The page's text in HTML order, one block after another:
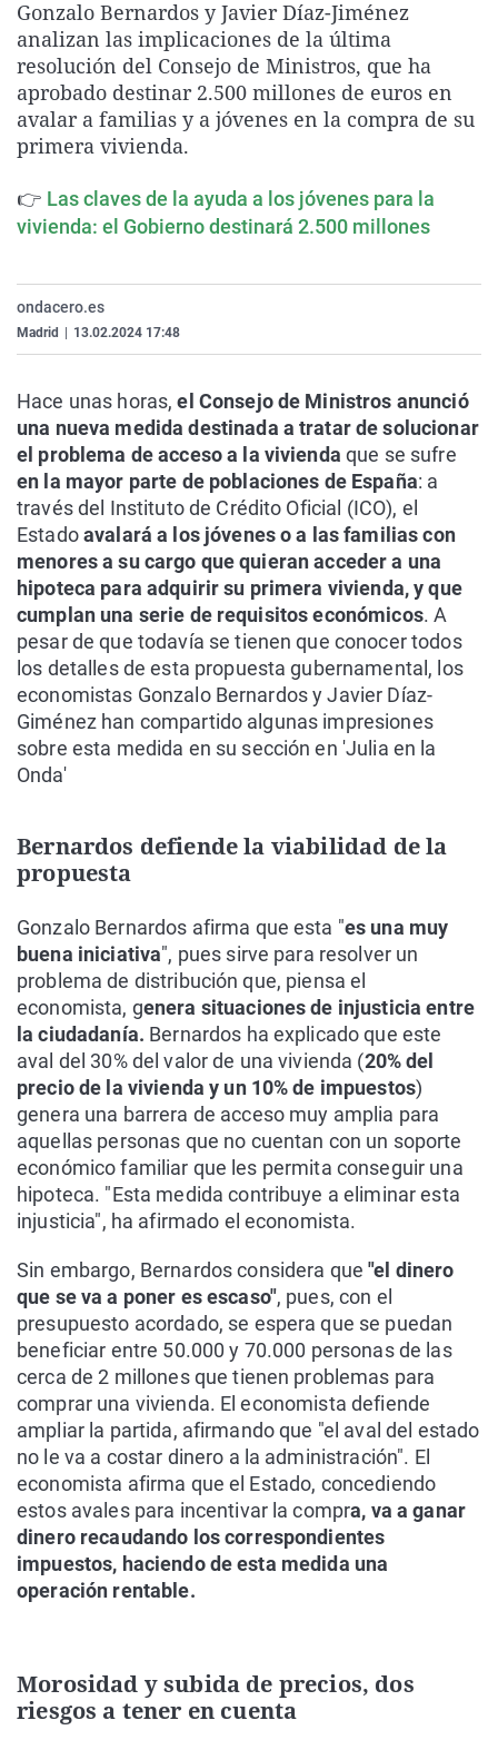
La rosa de los vientos
Gente viajera
Como el perro y el
Caso
Retornados
Equipo de
Operación Viuda
Extremadura
Galicia
La Rioja
Virales
Televisión
Elecciones
Gonzalo Bernardos y Javier Díaz-Jiménez
analizan las implicaciones de la última
resolución del Consejo de Ministros, que ha
aprobado destinar 2.500 millones de euros en
avalar a familias y a jóvenes en la compra de su
primera vivienda.
👉 Las claves de la ayuda a los jóvenes para la
vivienda: el Gobierno destinará 2.500 millones
ondacero.es
Madrid 13.02.2024 17:48
Hace unas horas,el Consejo de Ministros anunció
una nueva medida destinada a tratar de solucionar
el problema de acceso a la viviendaque se sufre
en la mayor parte de poblaciones de España: a
través del Instituto de Crédito Oficial (ICO), el
Estadoavalará a los jóvenes o a las familias con
menores a su cargo que quieran acceder a una
hipoteca para adquirir su primera vivienda, y que
cumplan una serie de requisitos económicos. A
pesar de que todavía se tienen que conocer todos
los detalles de esta propuesta gubernamental, los
economistas Gonzalo Bernardos y Javier Díaz-
Giménez han compartido algunas impresiones
sobre esta medida en su sección en 'Julia en la
Onda'
Bernardos defiende la viabilidad de la
propuesta
Gonzalo Bernardos afirma que esta "es una muy
buena iniciativa", pues sirve para resolver un
problema de distribución que, piensa el
economista, genera situaciones de injusticia entre
la ciudadanía. Bernardos ha explicado que este
aval del 30% del valor de una vivienda (20% del
precio de la vivienda y un 10% de impuestos)
genera una barrera de acceso muy amplia para
aquellas personas que no cuentan con un soporte
económico familiar que les permita conseguir una
hipoteca. "Esta medida contribuye a eliminar esta
injusticia", ha afirmado el economista.
Sin embargo, Bernardos considera que"el dinero
que se va a poner es escaso", pues, con el
presupuesto acordado, se espera que se puedan
beneficiar entre 50.000 y 70.000 personas de las
cerca de 2 millones que tienen problemas para
comprar una vivienda. El economista defiende
ampliar la partida, afirmando que "el aval del estado
no le va a costar dinero a la administración". El
economista afirma que el Estado, concediendo
estos avales para incentivar la compra, va a ganar
dinero recaudando los correspondientes
impuestos, haciendo de esta medida una
operación rentable.
Morosidad y subida de precios, dos
riesgos a tener en cuenta